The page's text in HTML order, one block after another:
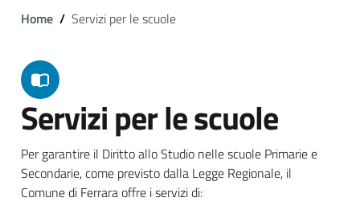
Home Servizi per le scuole
Servizi per le scuole
Per garantire il Diritto allo Studio nelle scuole Primarie e
Secondarie, come previsto dalla Legge Regionale, il
Comune di Ferrara offre i servizi di: